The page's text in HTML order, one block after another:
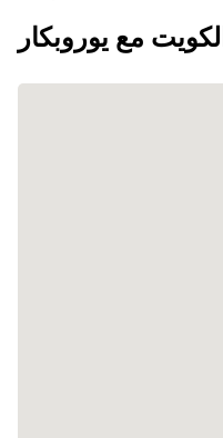
مع يوروبكار